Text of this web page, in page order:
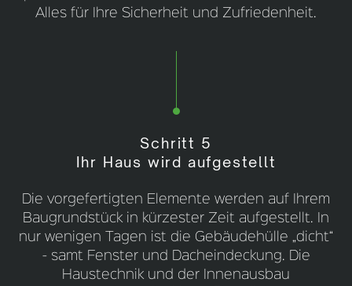
Alles für Ihre Sicherheit und Zufriedenheit.
Schritt 5
Ihr Haus wird aufgestellt
Die vorgefertigten Elemente werden auf Ihrem
Baugrundstück in kürzester Zeit aufgestellt. In
nur wenigen Tagen ist die Gebäudehülle „dicht“
- samt Fenster und Dacheindeckung. Die
Haustechnik und der Innenausbau